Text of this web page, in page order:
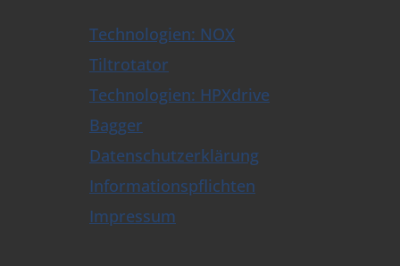
Technologien: NOX
Tiltrotator
Technologien: HPXdrive
Bagger
Datenschutzerklärung
Informationspflichten
Impressum